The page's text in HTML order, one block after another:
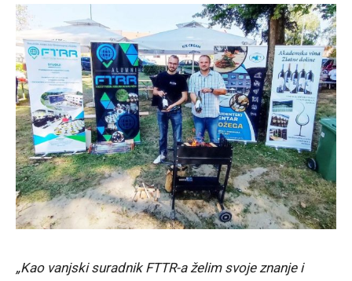
„Kao vanjski suradnik FTTR-a želim svoje znanje i